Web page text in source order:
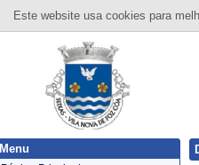
Este website usa cookies para
Menu